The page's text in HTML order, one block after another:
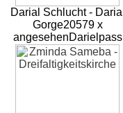
Darial Schlucht -
Gorge20579 x
angesehenDarielpass